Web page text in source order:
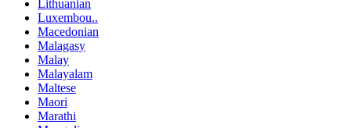
Lithuanian
Luxembou..
Macedonian
Malagasy
Malay
Malayalam
Maltese
Maori
Marathi